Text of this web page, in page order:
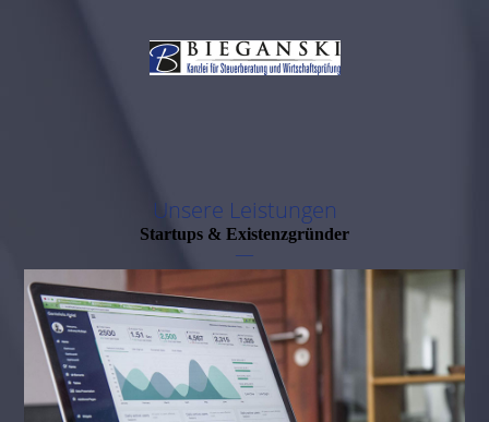
Unsere Leistungen
Startups & Existenzgründer
—